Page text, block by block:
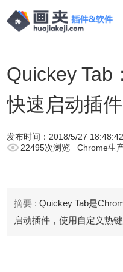
Quickey Tab
快速启动插件
发布时间： 2018/5/27 18:48:42
22495次浏览
Chrome生
摘要 : Quickey Tab是
启动插件，使用自定义热